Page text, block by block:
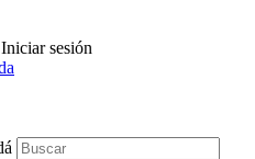
Iniciar sesión